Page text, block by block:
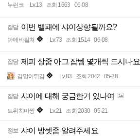
누런코 Lv.13 조회 1663 06-08
잡담 이번 밸패에 샤이상향될까요?
아메바컬쳐 Lv.73 조회 1514 06-08
잡담 제피 상줌 아그 잡템 몇개씩 드시나요
김말이튀김 Lv.83 조회 2042 05-28
잡담 샤이에 대해 궁금한거 있나여
트위치마짱 Lv.21 조회 2030 05-21
정보 샤이 방셋좀 알려주세요